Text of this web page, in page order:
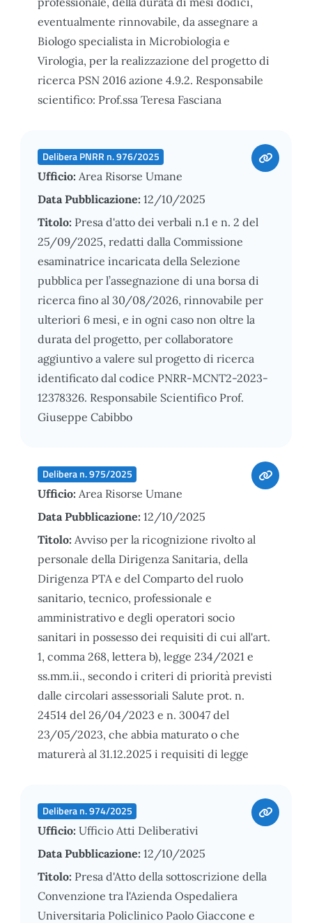
eventualmente rinnovabile, da assegnare a
Biologo specialista in Microbiologia e
Virologia, per la realizzazione del progetto di
ricerca PSN 2016 azione 4.9.2. Responsabile
scientifico: Prof.ssa Teresa Fasciana
Delibera PNRR n. 976/2025
Ufficio: Area Risorse Umane
Data Pubblicazione: 12/10/2025
Titolo: Presa d'atto dei verbali n.1 e n. 2 del
25/09/2025, redatti dalla Commissione
esaminatrice incaricata della Selezione
pubblica per l’assegnazione di una borsa di
ricerca fino al 30/08/2026, rinnovabile per
ulteriori 6 mesi, e in ogni caso non oltre la
durata del progetto, per collaboratore
aggiuntivo a valere sul progetto di ricerca
identificato dal codice PNRR-MCNT2-2023-
12378326. Responsabile Scientifico Prof.
Giuseppe Cabibbo
Delibera n. 975/2025
Ufficio: Area Risorse Umane
Data Pubblicazione: 12/10/2025
Titolo: Avviso per la ricognizione rivolto al
personale della Dirigenza Sanitaria, della
Dirigenza PTA e del Comparto del ruolo
sanitario, tecnico, professionale e
amministrativo e degli operatori socio
sanitari in possesso dei requisiti di cui all'art.
1, comma 268, lettera b), legge 234/2021 e
ss.mm.ii., secondo i criteri di priorità previsti
dalle circolari assessoriali Salute prot. n.
24514 del 26/04/2023 e n. 30047 del
23/05/2023, che abbia maturato o che
maturerà al 31.12.2025 i requisiti di legge
Delibera n. 974/2025
Ufficio: Ufficio Atti Deliberativi
Data Pubblicazione: 12/10/2025
Titolo: Presa d'Atto della sottoscrizione della
Convenzione tra l'Azienda Ospedaliera
Universitaria Policlinico Paolo Giaccone e